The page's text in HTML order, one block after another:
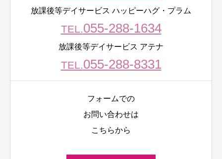
放課後等デイサービス ハッピーハグ・プラム
TEL. 055-288-1634
放課後等デイサービス アテナ
TEL. 055-288-8331
フォームでの
お問い合わせは
こちらから